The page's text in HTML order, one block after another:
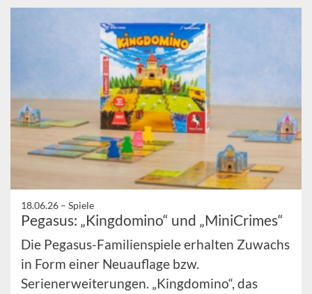
18.06.26 – Spiele
Pegasus: „Kingdomino“ und „MiniCrimes“
Die Pegasus-Familienspiele erhalten Zuwachs
in Form einer Neuauflage bzw.
Serienerweiterungen. „Kingdomino“, das